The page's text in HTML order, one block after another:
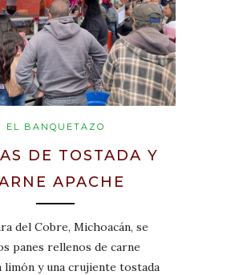
EL BANQUETAZO
DE TOSTADA Y
APACHE
del Cobre, Michoacán, se
panes rellenos de carne
limón y una crujiente tostada